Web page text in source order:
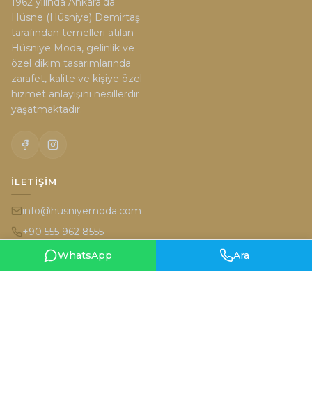
Hüsne (Hüsniye) Demirtaş
tarafından temelleri atılan
özel dikim tasarımlarında
hizmet anlayışını nesillerdir
yaşatmaktadır.
İLETIŞIM
İran Caddesi 6/2 (Karum'un karşısı) Kavaklıdere Ankara
WhatsApp Ara